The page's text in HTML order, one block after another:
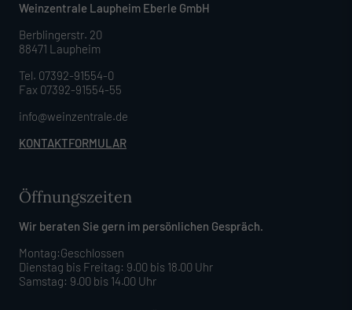
Weinzentrale Laupheim Eberle GmbH
Berblingerstr. 20
88471 Laupheim
Tel. 07392-91554-0
Fax 07392-91554-55
info@weinzentrale.de
KONTAKTFORMULAR
Öffnungszeiten
Wir beraten Sie gern im persönlichen Gespräch.
Montag:Geschlossen
Dienstag bis Freitag: 9.00 bis 18.00 Uhr
Samstag: 9.00 bis 14.00 Uhr